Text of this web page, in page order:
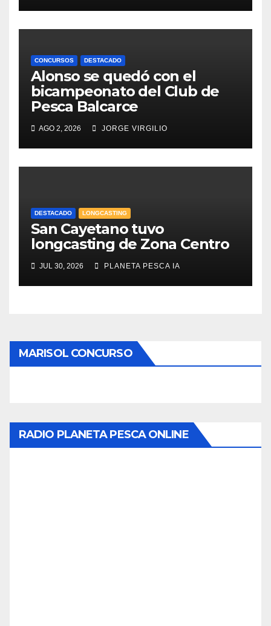
CONCURSOS DESTACADO
Alonso se quedó con el
bicampeonato del Club de
Pesca Balcarce
AGO 2, 2026 JORGE VIRGILIO
DESTACADO LONGCASTING
San Cayetano tuvo
longcasting de Zona Centro
JUL 30, 2026 PLANETA PESCA IA
MARISOL CONCURSO
RADIO PLANETA PESCA ONLINE